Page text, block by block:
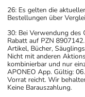
26: Es gelten die
Bestellungen über
30: Bei Verwendung des
Rabatt auf PZN
Artikel, Bücher,
Nicht mit anderen
kombinierbar und nur
APONEO App. Gültig:
Vorrat reicht. Wir
Keine Barauszahlung.